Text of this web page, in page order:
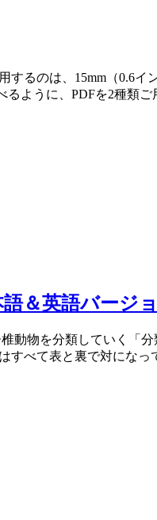
るのは、15mm（0.6イ
ように、PDFを2種類
＆英語バージョ
物を分類していく「
すべて表と裏で対にな